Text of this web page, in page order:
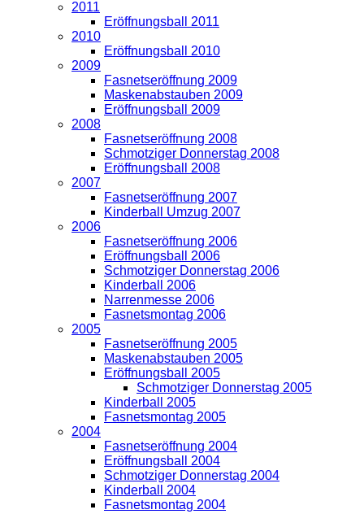
2011
Eröffnungsball 2011
2010
Eröffnungsball 2010
2009
Fasnetseröffnung 2009
Maskenabstauben 2009
Eröffnungsball 2009
2008
Fasnetseröffnung 2008
Schmotziger Donnerstag 2008
Eröffnungsball 2008
2007
Fasnetseröffnung 2007
Kinderball Umzug 2007
2006
Fasnetseröffnung 2006
Eröffnungsball 2006
Schmotziger Donnerstag 2006
Kinderball 2006
Narrenmesse 2006
Fasnetsmontag 2006
2005
Fasnetseröffnung 2005
Maskenabstauben 2005
Eröffnungsball 2005
Schmotziger Donnerstag 2005
Kinderball 2005
Fasnetsmontag 2005
2004
Fasnetseröffnung 2004
Eröffnungsball 2004
Schmotziger Donnerstag 2004
Kinderball 2004
Fasnetsmontag 2004